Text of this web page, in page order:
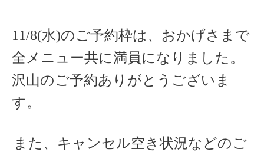
11/8(水)のご予約枠は、おかげさまで
全メニュー共に満員になりました。
沢山のご予約ありがとうございま
す。
また、キャンセル空き状況などのご